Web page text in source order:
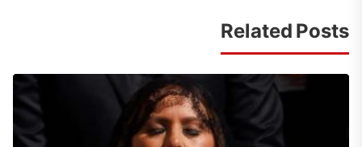
Related Posts